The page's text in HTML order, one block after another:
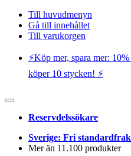
Till huvudmenyn
Gå till innehållet
Till varukorgen
⚡️Köp mer, spara mer:
köper 10 stycken! ⚡️
Reservdelssökare
Sverige: Fri
Mer än 11.100 produkter